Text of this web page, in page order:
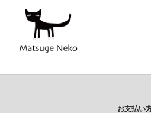
お支払い